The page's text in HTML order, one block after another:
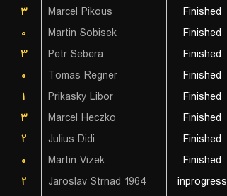
۳ Marcel Pikous Finished
۰ Martin Sobisek Finished
۳ Petr Sebera Finished
۰ Tomas Regner Finished
۱ Prikasky Libor Finished
۳ Marcel Heczko Finished
۲ Julius Didi Finished
۰ Martin Vizek Finished
۲ Jaroslav Strnad 1964 inprogress